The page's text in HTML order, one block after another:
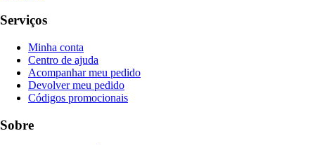
Serviços
Minha conta
Centro de ajuda
Acompanhar meu pedido
Devolver meu pedido
Códigos promocionais
Sobre